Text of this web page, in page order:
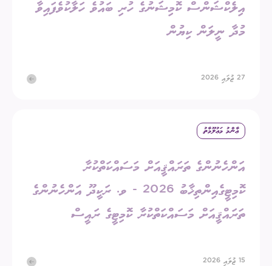
އިލެކްޝަންސް ކޮމިޝަނުގެ ހުރި ބައުވެ ހަލާކުވެފައިވާ
މުދާ ނީލަން ކިޔުން
27 ޖުލައި 2026
ޢާންމު މަޢުލޫމާތު
އަންހެނުންގެ ތަރައްޤީއަށް މަސައްކަތްކުރާ
ކޮމިޓީގެއިންތިޚާބު 2026 - ވ. ރަކީދޫ އަންހެނުންގެ
ތަރައްޤީއަށް މަސައްކަތްކުރާ ކޮމިޓީގެ ރައީސް
15 ޖުލައި 2026